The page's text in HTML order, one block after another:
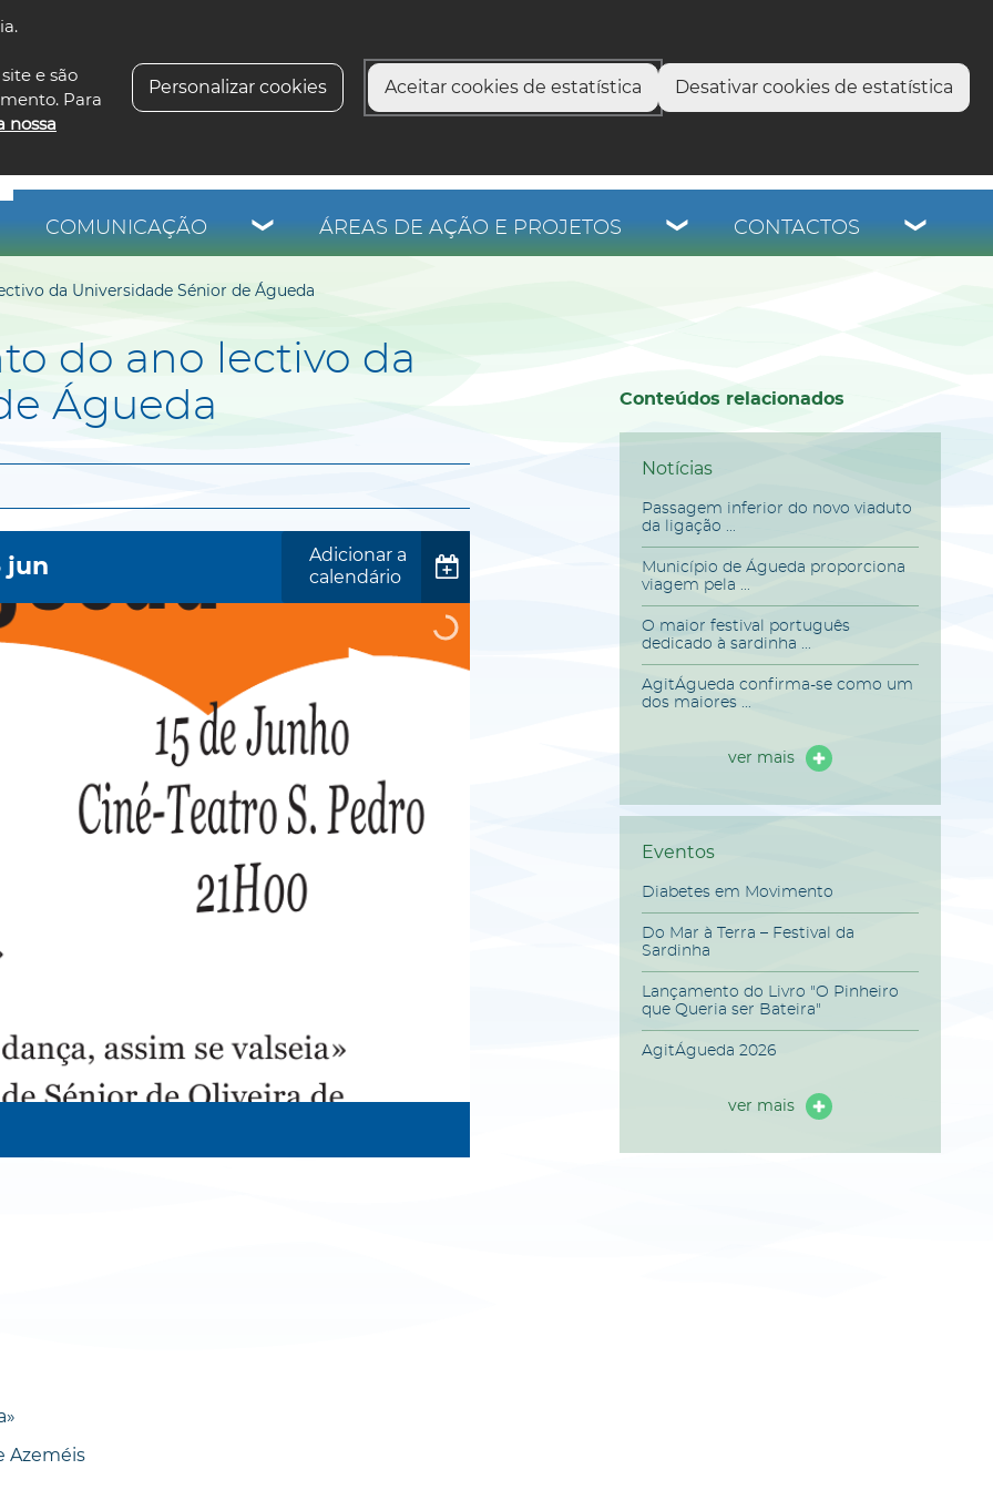
e são
Para
nossa
Personalizar cookies Aceitar cookies de estatística Desativar cookies de estatística
COMUNICAÇÃO ÁREAS DE AÇÃO E PROJETOS CONTACTOS
da Universidade Sénior de Águeda
do ano lectivo da
Águeda
jun
Adicionar a
calendário
Azeméis
Conteúdos relacionados
Notícias
Passagem inferior do novo viaduto
da ligação ...
Município de Águeda proporciona
viagem pela ...
O maior festival português
dedicado à sardinha ...
AgitÁgueda confirma-se como um
dos maiores ...
ver mais
Eventos
Diabetes em Movimento
Do Mar à Terra – Festival da
Sardinha
Lançamento do Livro "O Pinheiro
que Queria ser Bateira"
AgitÁgueda 2026
ver mais